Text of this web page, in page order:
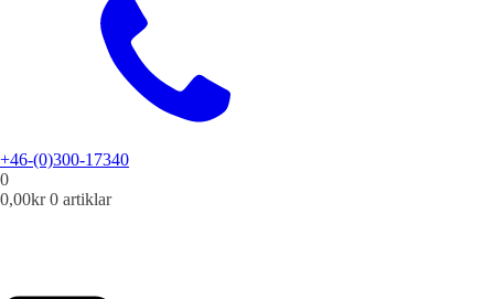
+46-(0)300-17340
0
0,00kr 0 artiklar